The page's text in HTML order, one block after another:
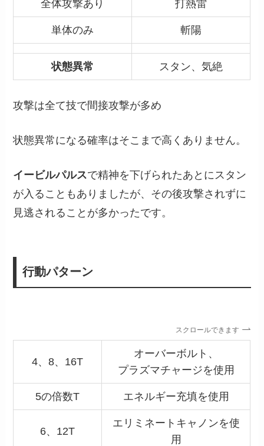
全体攻撃あり 打熱雷
単体のみ 斬陽
状態異常 スタン、気絶
攻撃は全て技で間接攻撃が多め
状態異常になる確率はそこまで高くありません。
イービルパルスで精神を下げられたあとにスタン
が入ることもありましたが、その後攻撃されずに
見逃されることが多かったです。
行動パターン
スクロールできます
4、8、16T
オーバーボルト、
プラズマチャージを使用
5の倍数T エネルギー充填を使用
6、12T
エリミネートキャノンを使
用